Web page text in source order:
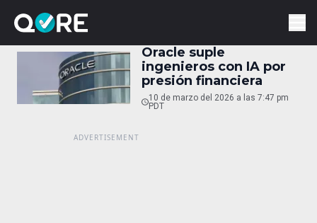
Oracle suple
ingenieros con IA por
presión financiera
10 de marzo del 2026 a las 7:47 pm
PDT